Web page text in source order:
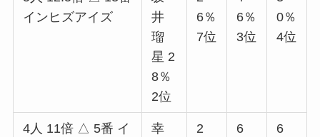
インヒズアイズ
井
瑠
星 2
8％
2位
6％
7位
6％
3位
0％
4位
4人 11倍 △ 5番 イ
幸
2
6
6